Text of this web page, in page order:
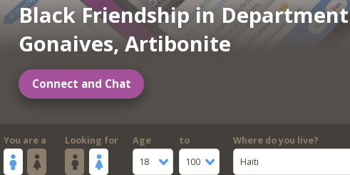
Black Friendship in Department
Gonaives, Artibonite
Connect and Chat
You are a Looking for
Age
18
to
100
Where do you live?
Haiti